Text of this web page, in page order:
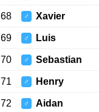
68 ♂ Xavier
69 ♂ Luis
70 ♂ Sebastian
71 ♂ Henry
72 ♂ Aidan